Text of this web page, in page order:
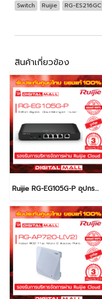
Switch Ruijie RG-ES216GC
สินค้าเกี่ยวข้อง
Ruijie RG-EG105G-P อุปกรณ์เชื่อมต่อสัญญาณ (router) รับประกันศูนย์ไทย 3 ปี